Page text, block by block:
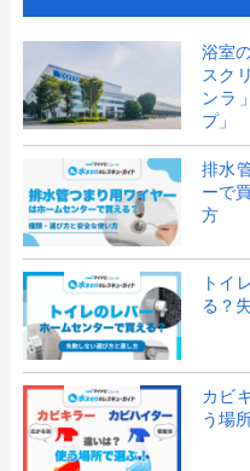
浴室
スク
ンラ
プ」
排水
ーで
方
トイ
る？
カビ
う場